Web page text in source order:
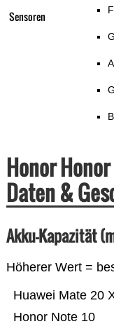
Sensoren
Honor
Daten &
Akku-Kapazität
Höherer Wert =
Honor Note 10
Huawei Mate 20